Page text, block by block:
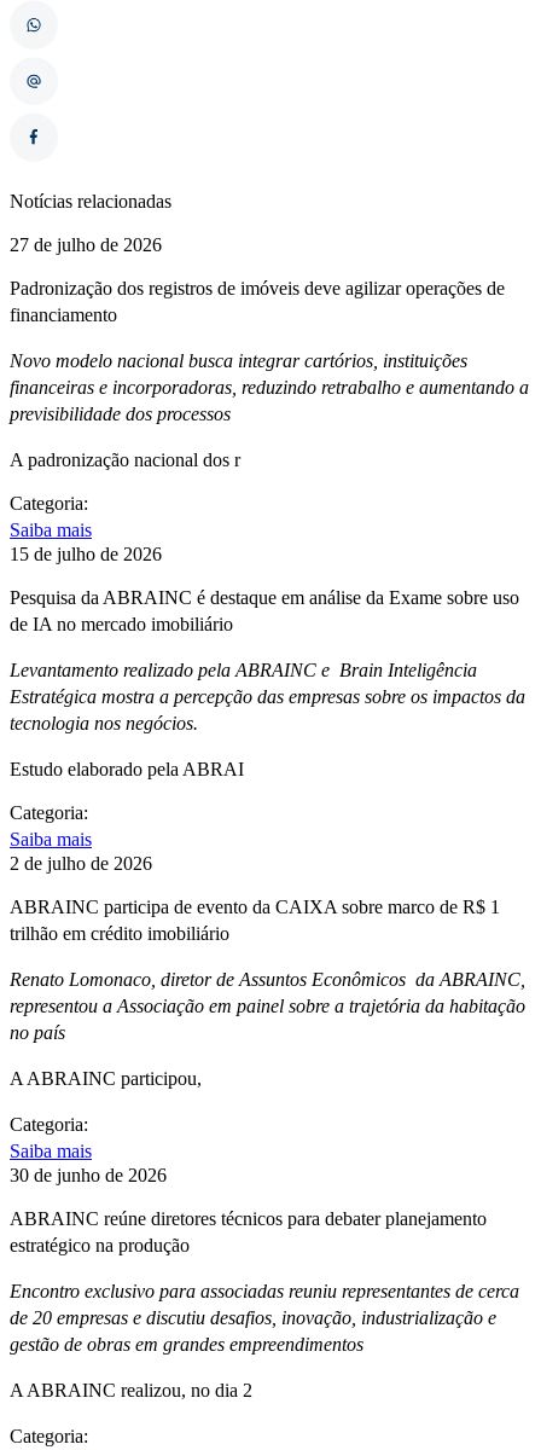
Notícias relacionadas
27 de julho de 2026
Padronização dos registros de imóveis deve agilizar operações de
financiamento
Novo modelo nacional busca integrar cartórios, instituições
financeiras e incorporadoras, reduzindo retrabalho e aumentando a
previsibilidade dos processos
A padronização nacional dos r
Categoria:
Saiba mais
15 de julho de 2026
Pesquisa da ABRAINC é destaque em análise da Exame sobre uso
de IA no mercado imobiliário
Levantamento realizado pela ABRAINC e Brain Inteligência
Estratégica mostra a percepção das empresas sobre os impactos da
tecnologia nos negócios.
Estudo elaborado pela ABRAI
Categoria:
Saiba mais
2 de julho de 2026
ABRAINC participa de evento da CAIXA sobre marco de R$ 1
trilhão em crédito imobiliário
Renato Lomonaco, diretor de Assuntos Econômicos da ABRAINC,
representou a Associação em painel sobre a trajetória da habitação
no país
A ABRAINC participou,
Categoria:
Saiba mais
30 de junho de 2026
ABRAINC reúne diretores técnicos para debater planejamento
estratégico na produção
Encontro exclusivo para associadas reuniu representantes de cerca
de 20 empresas e discutiu desafios, inovação, industrialização e
gestão de obras em grandes empreendimentos
A ABRAINC realizou, no dia 2
Categoria: